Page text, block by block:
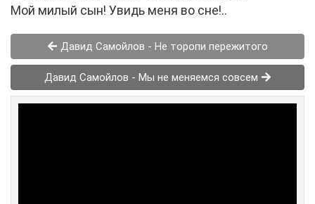
Мой милый сын! Увидь меня во сне!..
Давид Самойлов - Не торопи пережитого
Давид Самойлов - Мы не меняемся совсем